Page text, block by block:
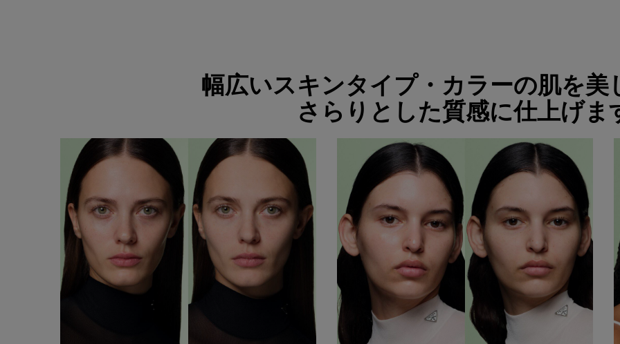
<h2 class="c-section__title h-text-align-center">幅広いスキンタイプ・カラーの肌を美しく導き、<br class="h-show-for-large">さらりとした質感に仕上げます​</h2>
幅広いスキンタイプ・カラーの肌を美
さらりとした質感に仕上げま